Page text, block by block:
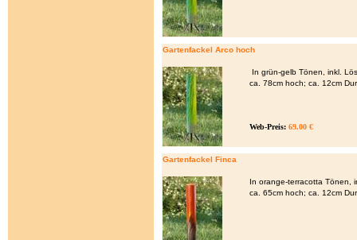
Gartenfackel Arco hoch
In grün-gelb Tönen, inkl.
ca. 78cm hoch; ca. 12cm
Web-Preis: 69.00 €
Gartenfackel Finca
In orange-terracotta Tönen,
ca. 65cm hoch; ca. 12cm